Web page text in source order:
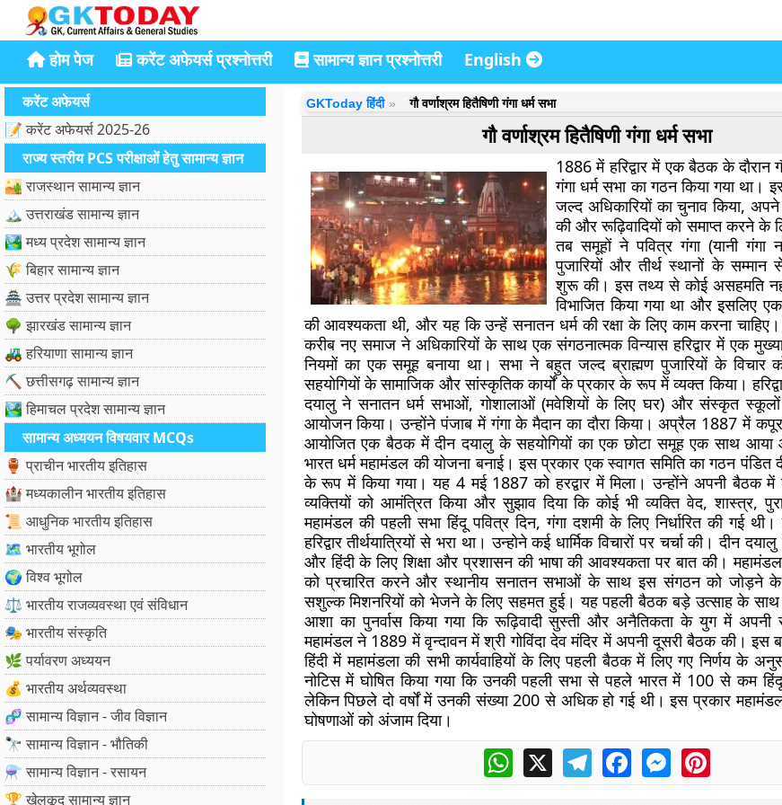
होम पेज करेंट अफेयर्स प्रश्नोत्तरी सामान्य ज्ञान प्रश्नोत्तरी English
करेंट अफेयर्स
📝 करेंट अफेयर्स 2025-26
राज्य स्तरीय PCS परीक्षाओं हेतु सामान्य ज्ञान
🏜️ राजस्थान सामान्य ज्ञान
🏔️ उत्तराखंड सामान्य ज्ञान
🏞️ मध्य प्रदेश सामान्य ज्ञान
🌾 बिहार सामान्य ज्ञान
🏯 उत्तर प्रदेश सामान्य ज्ञान
🌳 झारखंड सामान्य ज्ञान
🚜 हरियाणा सामान्य ज्ञान
⛏️ छत्तीसगढ़ सामान्य ज्ञान
🏞️ हिमाचल प्रदेश सामान्य ज्ञान
सामान्य अध्ययन विषयवार MCQs
🏺 प्राचीन भारतीय इतिहास
🏰 मध्यकालीन भारतीय इतिहास
📜 आधुनिक भारतीय इतिहास
🗺️ भारतीय भूगोल
🌍 विश्व भूगोल
⚖️ भारतीय राजव्यवस्था एवं संविधान
🎭 भारतीय संस्कृति
🌿 पर्यावरण अध्ययन
💰 भारतीय अर्थव्यवस्था
🧬 सामान्य विज्ञान - जीव विज्ञान
🔭 सामान्य विज्ञान - भौतिकी
⚗️ सामान्य विज्ञान - रसायन
🏆 खेलकूद सामान्य ज्ञान
GKToday हिंदी गौ वर्णाश्रम हितैषिणी गंगा धर्म सभा
गौ वर्णाश्रम हितैषिणी गंगा धर्म सभा
1886 में हरिद्वार में एक बैठक के दौरान
गंगा धर्म सभा का गठन किया गया था।
जल्द अधिकारियों का चुनाव किया,
की और रूढ़िवादियों को समाप्त करने के
तब समूहों ने पवित्र गंगा (यानी गंगा
पुजारियों और तीर्थ स्थानों के सम्मान
शुरू की। इस तथ्य से कोई असहमति
विभाजित किया गया था और इसलिए
की आवश्यकता थी, और यह कि उन्हें सनातन धर्म की रक्षा के लिए काम करना
करीब नए समाज ने अधिकारियों के साथ एक संगठनात्मक विन्यास हरिद्वार में एक
नियमों का एक समूह बनाया था। सभा ने बहुत जल्द ब्राह्मण पुजारियों के
सहयोगियों के सामाजिक और सांस्कृतिक कार्यों के प्रकार के रूप में व्यक्त किया।
दयालु ने सनातन धर्म सभाओं, गोशालाओं (मवेशियों के लिए घर) और संस्कृत
आयोजन किया। उन्होंने पंजाब में गंगा के मैदान का दौरा किया। अप्रैल 1887 में
आयोजित एक बैठक में दीन दयालु के सहयोगियों का एक छोटा समूह एक साथ
भारत धर्म महामंडल की योजना बनाई। इस प्रकार एक स्वागत समिति का गठन पंडित
के रूप में किया गया। यह 4 मई 1887 को हरद्वार में मिला। उन्होंने अपनी बैठक में
व्यक्तियों को आमंत्रित किया और सुझाव दिया कि कोई भी व्यक्ति वेद, शास्त्र,
महामंडल की पहली सभा हिंदू पवित्र दिन, गंगा दशमी के लिए निर्धारित की गई
हरिद्वार तीर्थयात्रियों से भरा था। उन्होने कई धार्मिक विचारों पर चर्चा की। दीन
और हिंदी के लिए शिक्षा और प्रशासन की भाषा की आवश्यकता पर बात की।
को प्रचारित करने और स्थानीय सनातन सभाओं के साथ इस संगठन को जोड़ने
सशुल्क मिशनरियों को भेजने के लिए सहमत हुई। यह पहली बैठक बड़े उत्साह के
आशा का पुनर्वास किया गया कि रूढ़िवादी सुस्ती और अनैतिकता के युग में अपनी
महामंडल ने 1889 में वृन्दावन में श्री गोविंदा देव मंदिर में अपनी दूसरी बैठक की। इस
हिंदी में महामंडला की सभी कार्यवाहियों के लिए पहली बैठक में लिए गए निर्णय के
नोटिस में घोषित किया गया कि उनकी पहली सभा से पहले भारत में 100 से कम
लेकिन पिछले दो वर्षों में उनकी संख्या 200 से अधिक हो गई थी। इस प्रकार
घोषणाओं को अंजाम दिया।
WhatsApp
X TelegramFacebookMessengerPinterest